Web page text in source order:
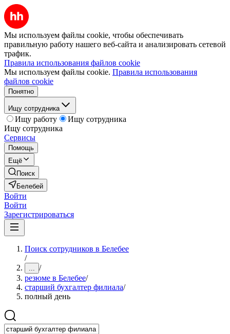
Мы используем файлы cookie, чтобы обеспечивать
правильную работу нашего веб-сайта и анализировать сетевой
трафик.
Правила использования файлов cookie
Мы используем файлы cookie. Правила использования
файлов cookie
Понятно
Ищу сотрудника
Ищу работу
Ищу сотрудника
Ищу сотрудника
Сервисы
Помощь
Ещё
Поиск
Белебей
Войти
Войти
Зарегистрироваться
Поиск сотрудников в Белебее
/
... /
резюме в Белебее/
старший бухгалтер филиала/
полный день